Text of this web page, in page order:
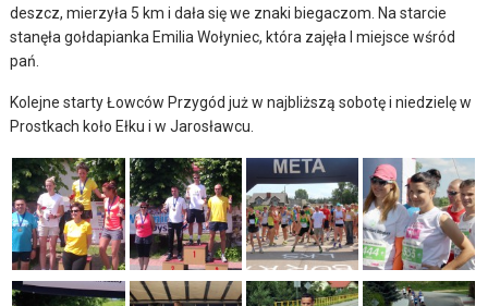
deszcz, mierzyła 5 km i dała się we znaki biegaczom. Na starcie
stanęła gołdapianka Emilia Wołyniec, która zajęła I miejsce wśród
pań.
Kolejne starty Łowców Przygód już w najbliższą sobotę i niedzielę w
Prostkach koło Ełku i w Jarosławcu.